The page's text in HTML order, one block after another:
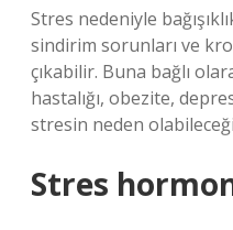
Stres nedeniyle
sindirim sorunları ve
çıkabilir. Buna bağlı
hastalığı, obezite,
stresin neden
Stres